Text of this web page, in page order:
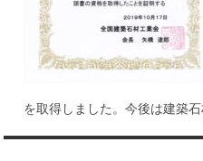
を取得しました。今後は建築